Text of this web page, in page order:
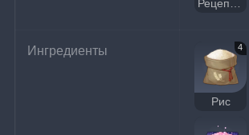
Ингредиенты 4
Рис